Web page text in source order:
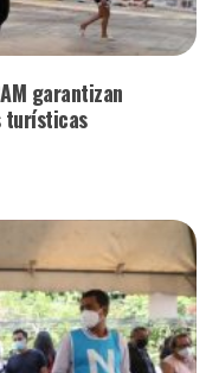
garantizan
turísticas